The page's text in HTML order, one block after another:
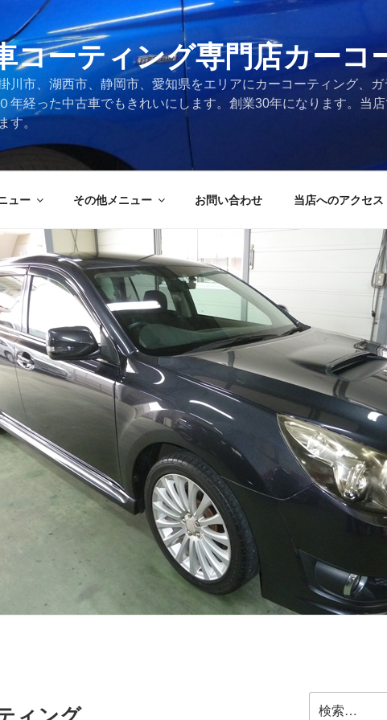
コーティング専門店カーコ
川市、湖西市、静岡市、愛知県をエリアにカーコーティング、
年経った中古車でもきれいにします。創業30年になります。当
す。
ュー その他メニュー お問い合わせ 当店へのアクセス